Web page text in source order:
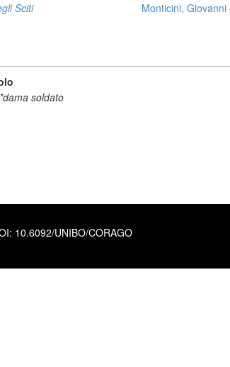
Sciti
Monticini, Giovanni
soldato
10.6092/UNIBO/CORAGO